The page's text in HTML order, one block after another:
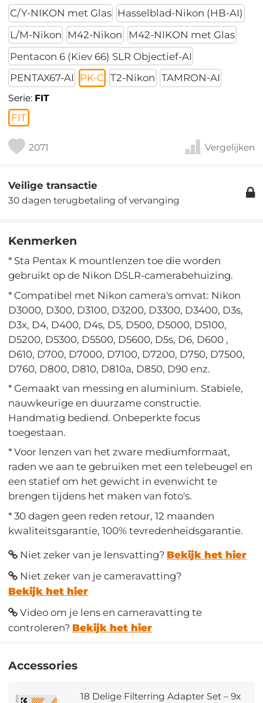
C/Y-NIKON met Glas
Hasselblad-Nikon (HB-AI)
L/M-Nikon
M42-Nikon
M42-NIKON met Glas
Pentacon 6 (Kiev 66) SLR Objectief-AI
PENTAX67-AI PK-C T2-Nikon TAMRON-AI
Serie: FIT
FIT
2071 Vergelijken
Veilige transactie
30 dagen terugbetaling of vervanging
Kenmerken
* Sta Pentax K mountlenzen toe die worden
gebruikt op de Nikon DSLR-camerabehuizing.
* Compatibel met Nikon camera's omvat: Nikon
D3000, D300, D3100, D3200, D3300, D3400, D3s,
D3x, D4, D400, D4s, D5, D500, D5000, D5100,
D5200, D5300, D5500, D5600, D5s, D6, D600 ,
D610, D700, D7000, D7100, D7200, D750, D7500,
D760, D800, D810, D810a, D850, D90 enz.
* Gemaakt van messing en aluminium. Stabiele,
nauwkeurige en duurzame constructie.
Handmatig bediend. Onbeperkte focus
toegestaan.
* Voor lenzen van het zware mediumformaat,
raden we aan te gebruiken met een telebeugel en
een statief om het gewicht in evenwicht te
brengen tijdens het maken van foto's.
* 30 dagen geen reden retour, 12 maanden
kwaliteitsgarantie, 100% tevredenheidsgarantie.
Niet zeker van je lensvatting? Bekijk het hier
Niet zeker van je cameravatting?
Bekijk het hier
Video om je lens en cameravatting te
controleren? Bekijk het hier
Accessories
18 Delige Filterring Adapter Set – 9x